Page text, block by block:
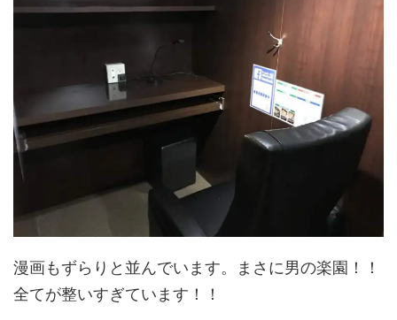
漫画もずらりと並んでいます。まさに男の楽園！！
全てが整いすぎています！！